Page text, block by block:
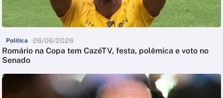
Política 26/06/2026
Romário na Copa tem CazéTV, festa, polêmica e voto no
Senado